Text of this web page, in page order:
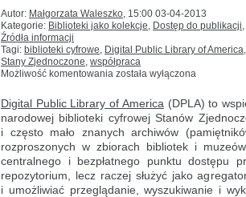
Autor: Małgorzata Waleszko, 15:00 03-04-2013
Kategorie: Biblioteki jako kolekcje, Dostęp do publikacji,
Źródła informacji
Tagi: biblioteki cyfrowe, Digital Public Library of America,
Stany Zjednoczone, współpraca
Możliwość komentowania Digital
Library
of
America
–
biblioteka
cyfrowa
dla
wszystkich
została wyłączona
Digital Public Library of America (DPLA) to
narodowej biblioteki cyfrowej Stanów
i często mało znanych archiwów
rozproszonych w zbiorach bibliotek i
centralnego i bezpłatnego punktu dostępu
repozytorium, lecz raczej służyć jako
i umożliwiać przeglądanie, wyszukiwanie i